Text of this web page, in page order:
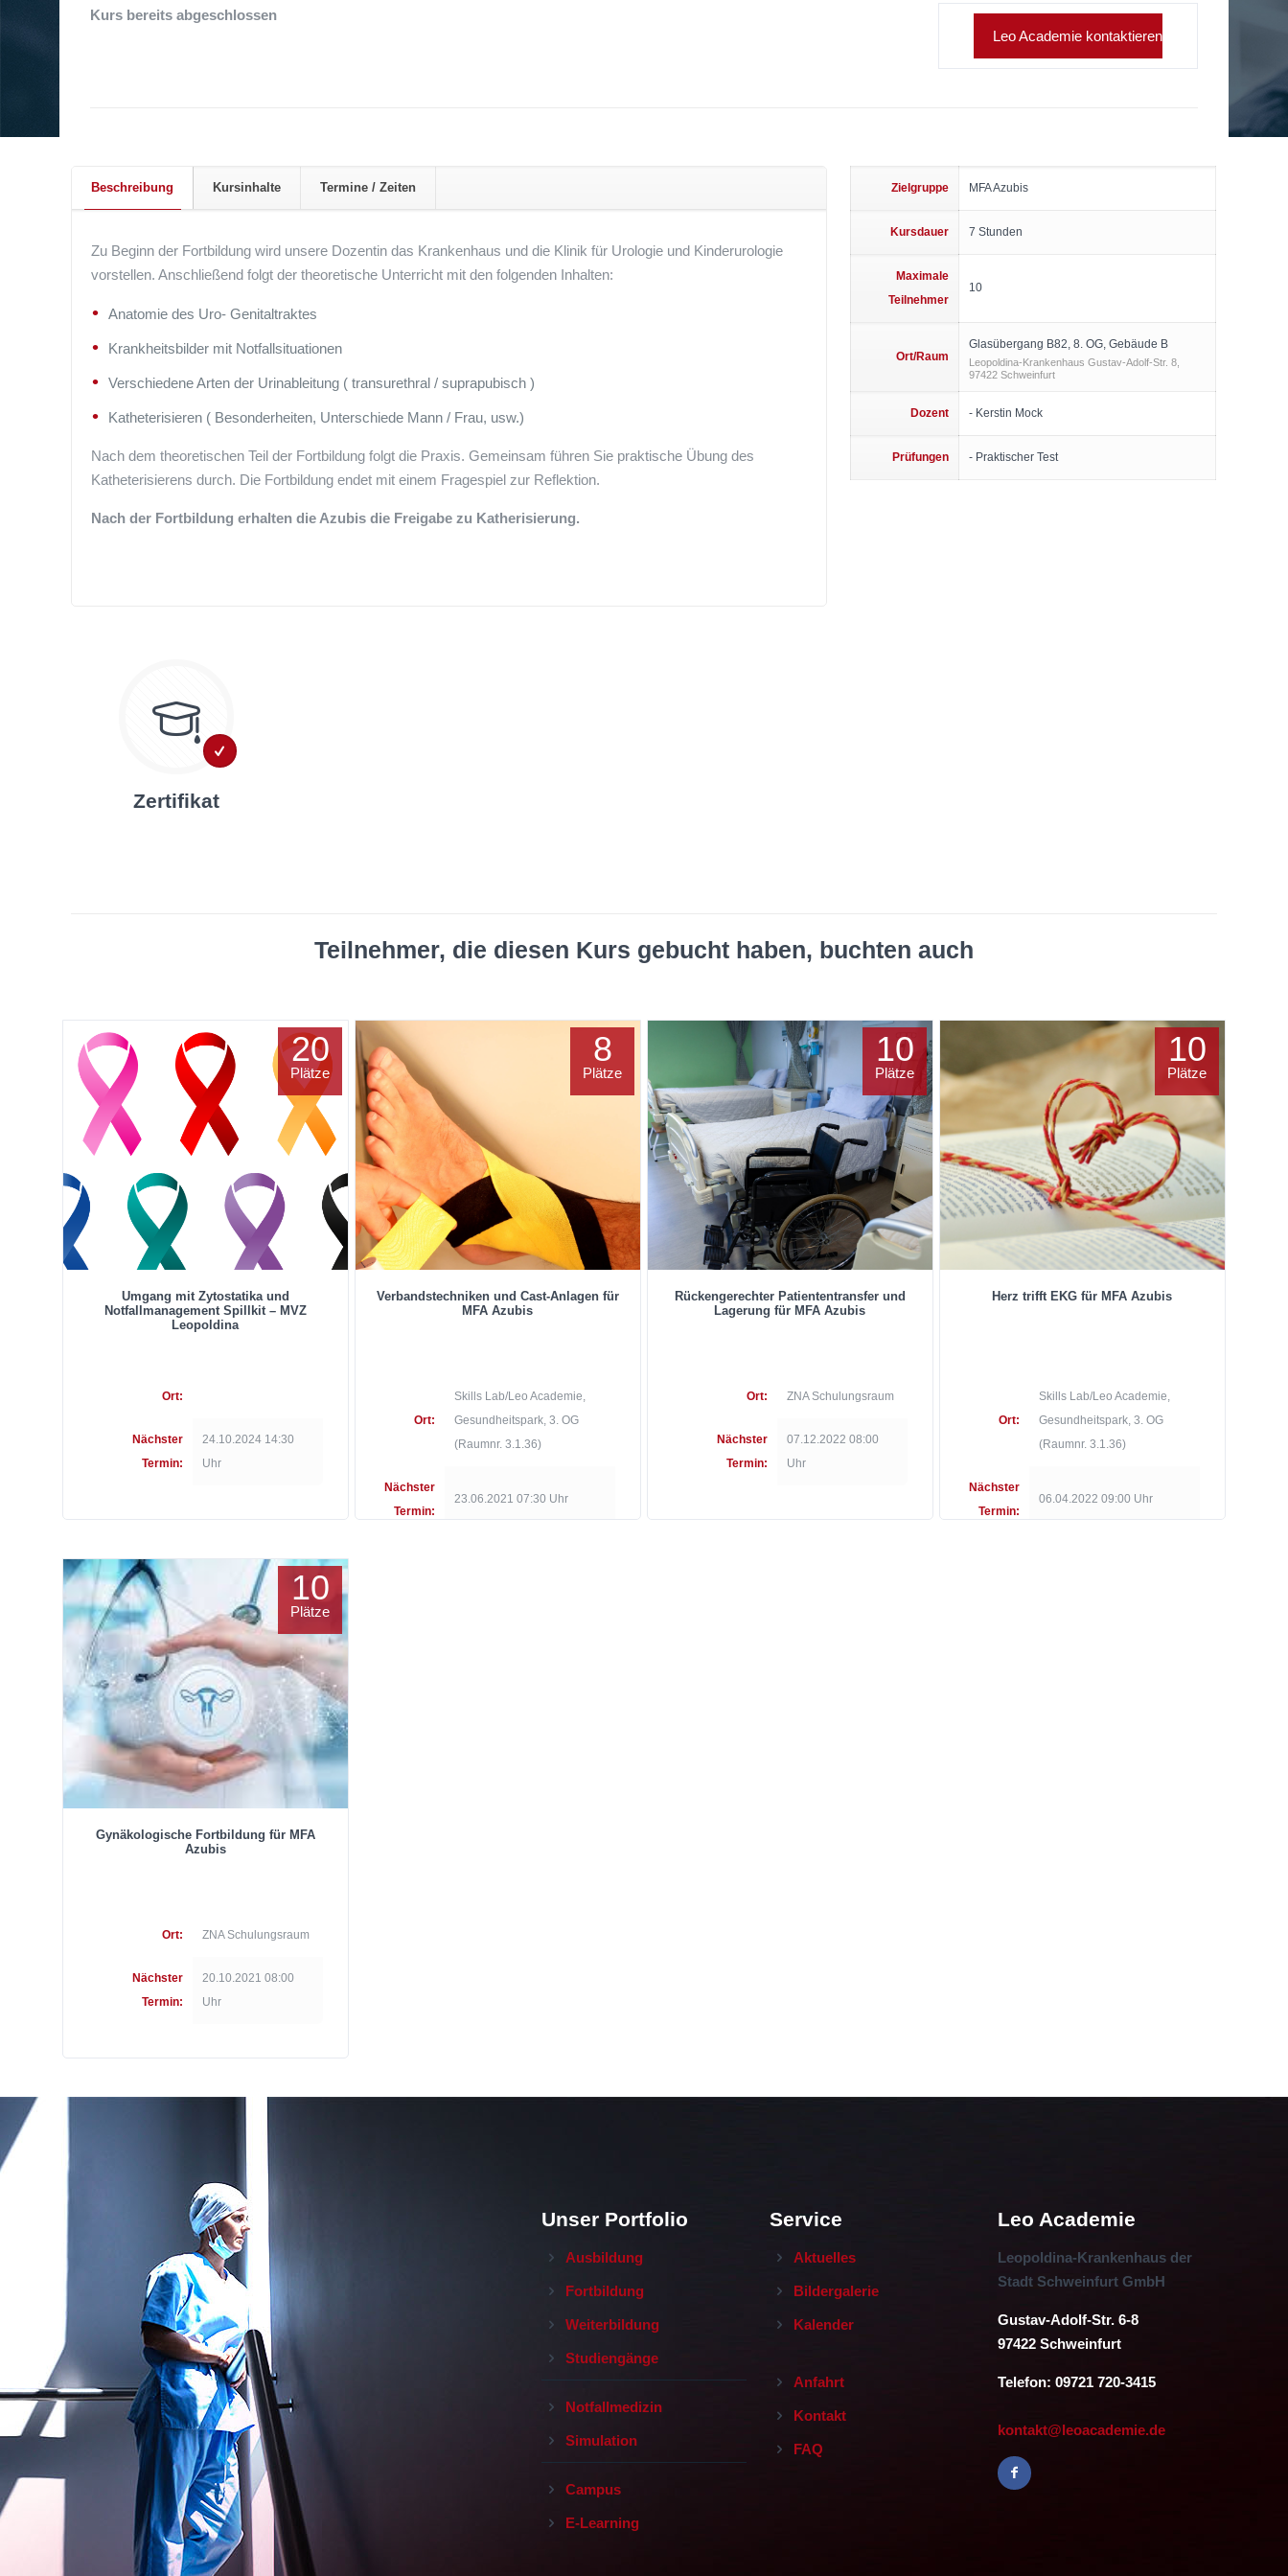
Kurs bereits abgeschlossen
Leo Academie kontaktieren
Beschreibung Kursinhalte Termine / Zeiten
Zu Beginn der Fortbildung wird unsere Dozentin das Krankenhaus und die Klinik für Urologie und Kinderurologie
vorstellen. Anschließend folgt der theoretische Unterricht mit den folgenden Inhalten:
Anatomie des Uro- Genitaltraktes
Krankheitsbilder mit Notfallsituationen
Verschiedene Arten der Urinableitung ( transurethral / suprapubisch )
Katheterisieren ( Besonderheiten, Unterschiede Mann / Frau, usw.)
Nach dem theoretischen Teil der Fortbildung folgt die Praxis. Gemeinsam führen Sie praktische Übung des
Katheterisierens durch. Die Fortbildung endet mit einem Fragespiel zur Reflektion.
Nach der Fortbildung erhalten die Azubis die Freigabe zu Katherisierung.
Zielgruppe MFA Azubis
Kursdauer 7 Stunden
Maximale
Teilnehmer
10
Ort/Raum
Glasübergang B82, 8. OG, Gebäude B
Leopoldina-Krankenhaus Gustav-Adolf-Str. 8,
97422 Schweinfurt
Dozent - Kerstin Mock
Prüfungen - Praktischer Test
Zertifikat
Teilnehmer, die diesen Kurs gebucht haben, buchten auch
Umgang mit Zytostatika und
Notfallmanagement Spillkit – MVZ
Leopoldina
Ort:
Nächster
Termin:
24.10.2024 14:30
Uhr
20
Plätze
Verbandstechniken und Cast-Anlagen für
MFA Azubis
Ort:
Skills Lab/Leo Academie,
Gesundheitspark, 3. OG
(Raumnr. 3.1.36)
Nächster
Termin:
23.06.2021 07:30 Uhr
8
Plätze
Rückengerechter Patiententransfer und
Lagerung für MFA Azubis
Ort: ZNA Schulungsraum
Nächster
Termin:
07.12.2022 08:00
Uhr
10
Plätze
Herz trifft EKG für MFA Azubis
Ort:
Skills Lab/Leo Academie,
Gesundheitspark, 3. OG
(Raumnr. 3.1.36)
Nächster
Termin:
06.04.2022 09:00 Uhr
10
Plätze
Gynäkologische Fortbildung für MFA
Azubis
Ort: ZNA Schulungsraum
Nächster
Termin:
20.10.2021 08:00
Uhr
10
Plätze
Unser Portfolio
Ausbildung
Fortbildung
Weiterbildung
Studiengänge
Notfallmedizin
Simulation
Campus
E-Learning
Service
Aktuelles
Bildergalerie
Kalender
Anfahrt
Kontakt
FAQ
Leo Academie
Leopoldina-Krankenhaus der
Stadt Schweinfurt GmbH
Gustav-Adolf-Str. 6-8
97422 Schweinfurt
Telefon: 09721 720-3415
kontakt@leoacademie.de